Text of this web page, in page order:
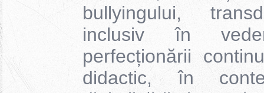
bullyingului,
inclusiv în
perfecționării
didactic, în